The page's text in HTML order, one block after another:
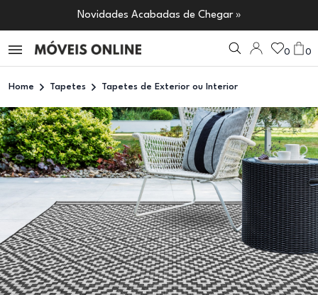
Novidades Acabadas de Chegar »
0 0
Home Tapetes Tapetes de Exterior ou Interior